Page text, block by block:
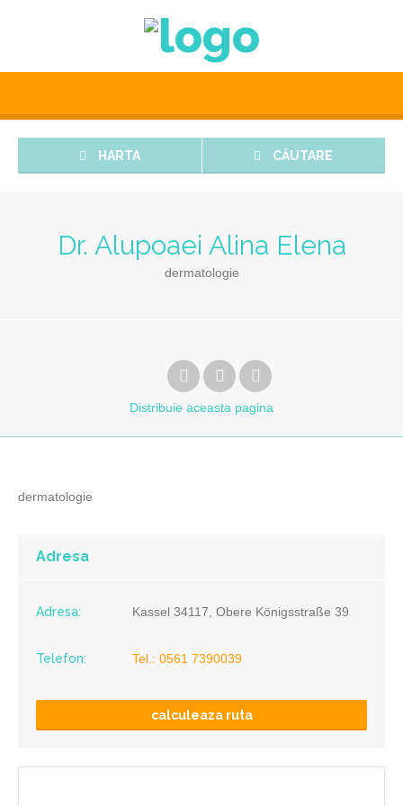
HARTA CĂUTARE
Dr. Alupoaei Alina Elena
dermatologie
Distribuie aceasta pagina
dermatologie
Adresa
Adresa: Kassel 34117, Obere Königsstraße 39
Telefon: Tel.: 0561 7390039
calculeaza ruta